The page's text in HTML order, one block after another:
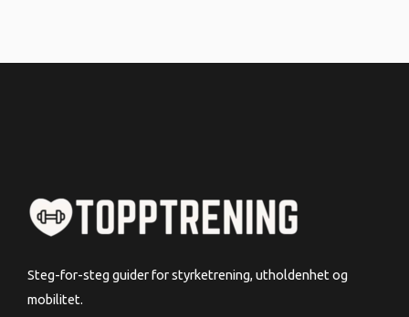
Steg-for-steg guider for styrketrening, utholdenhet og
mobilitet.